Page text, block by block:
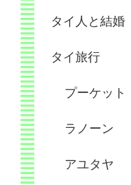
タイ人と結婚
タイ旅行
プーケット
ラノーン
アユタヤ